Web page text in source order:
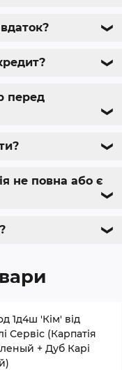
❯
❯
перед
❯
❯
не повна або є
❯
❯
1д4ш 'Кім' від
Сервіс (Карпатія
+ Дуб Карі